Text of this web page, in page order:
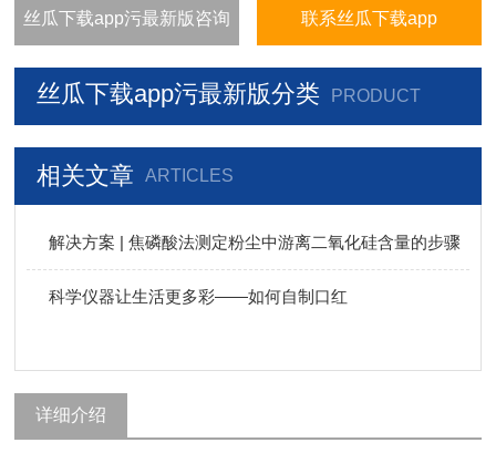
丝瓜下载app污最新版咨询 联系丝瓜下载app
丝瓜下载app污最新版分类 PRODUCT
相关文章 ARTICLES
解决方案 | 焦磷酸法测定粉尘中游离二氧化硅含量的步骤
科学仪器让生活更多彩——如何自制口红
详细介绍